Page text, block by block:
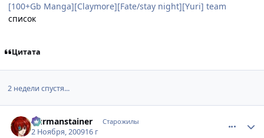
[100+Gb Manga][Claymore][Fate/stay night][Yuri] team
список
Цитата
2 недели спустя...
Durmanstainer Старожилы
2 Ноября, 200916 г